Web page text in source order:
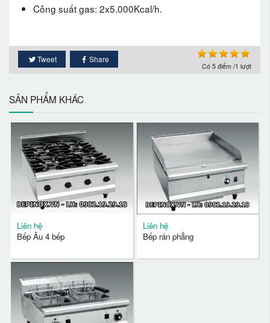
Công suất gas: 2x5.000Kcal/h.
Có 5 điểm /1 lượt
Tweet Share
SẢN PHẨM KHÁC
Liên hệ
Bếp Âu 4 bếp
Liên hệ
Bếp rán phẳng